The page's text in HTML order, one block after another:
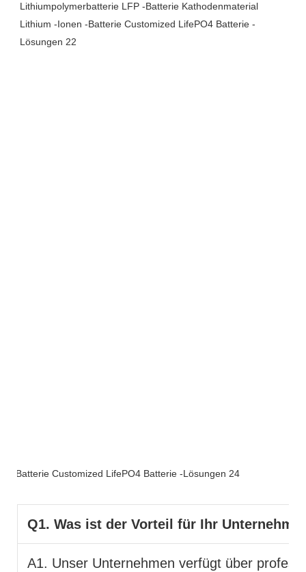
Q1. Was ist der Vorteil für Ihr
A1. Unser Unternehmen verfügt über